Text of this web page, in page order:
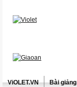
ViOLET.VN Bài giảng